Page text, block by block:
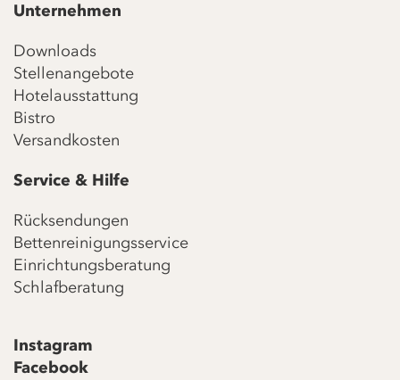
Unternehmen
Downloads
Stellenangebote
Hotelausstattung
Bistro
Versandkosten
Service & Hilfe
Rücksendungen
Bettenreinigungsservice
Einrichtungsberatung
Schlafberatung
Instagram
Facebook